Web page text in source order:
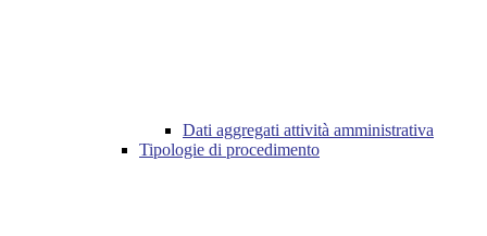
Dati aggregati attività amministrativa
Tipologie di procedimento